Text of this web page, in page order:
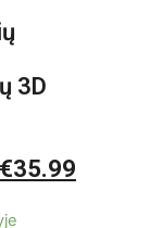
3D
€35.99